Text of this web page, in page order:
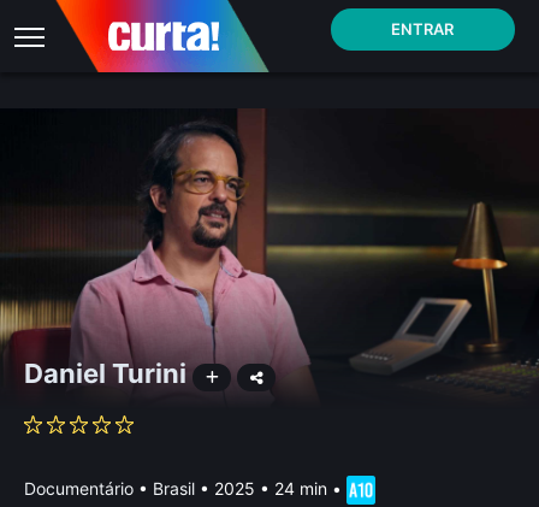
ENTRAR
Daniel Turini
Documentário • Brasil • 2025 • 24 min •